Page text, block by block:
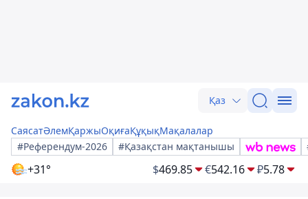
Қаз
СаясатӘлемҚаржыОқиғаҚұқықМақалалар
#Референдум-2026
#Қазақстан мақтанышы
+31° $469.85 €542.16 ₽5.78